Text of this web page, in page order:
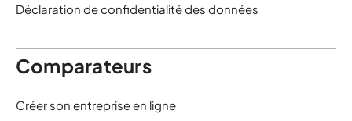
Déclaration de confidentialité des données
Comparateurs
Créer son entreprise en ligne